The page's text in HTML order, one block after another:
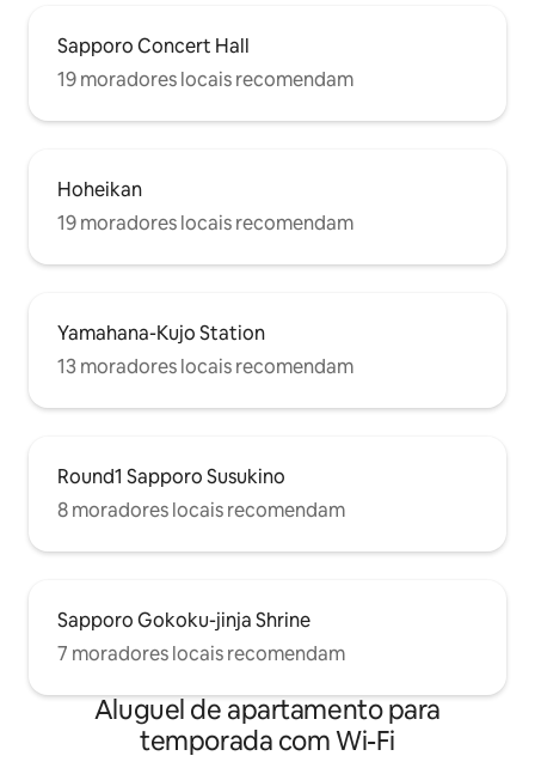
Sapporo Concert Hall
19 moradores locais recomendam
Hoheikan
19 moradores locais recomendam
Yamahana-Kujo Station
13 moradores locais recomendam
Round1 Sapporo Susukino
8 moradores locais recomendam
Sapporo Gokoku-jinja Shrine
7 moradores locais recomendam
Aluguel de apartamento para
temporada com Wi-Fi